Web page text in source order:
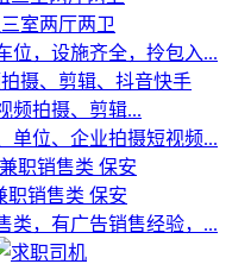
室两厅两卫
位，设施齐全，拎包入...
频拍摄、剪辑...
单位、企业拍摄短视频...
职销售类 保安
类，有广告销售经验，...